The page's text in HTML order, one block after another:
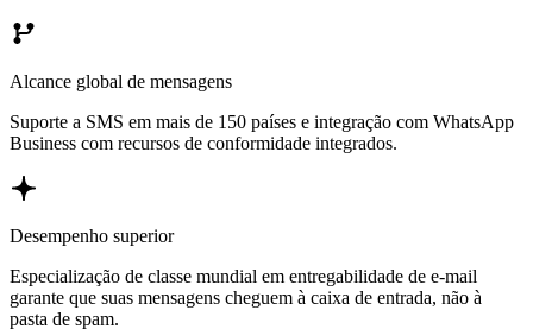
Alcance global de mensagens
Suporte a SMS em mais de 150 países e integração com WhatsApp
Business com recursos de conformidade integrados.
Desempenho superior
Especialização de classe mundial em entregabilidade de e-mail
garante que suas mensagens cheguem à caixa de entrada, não à
pasta de spam.